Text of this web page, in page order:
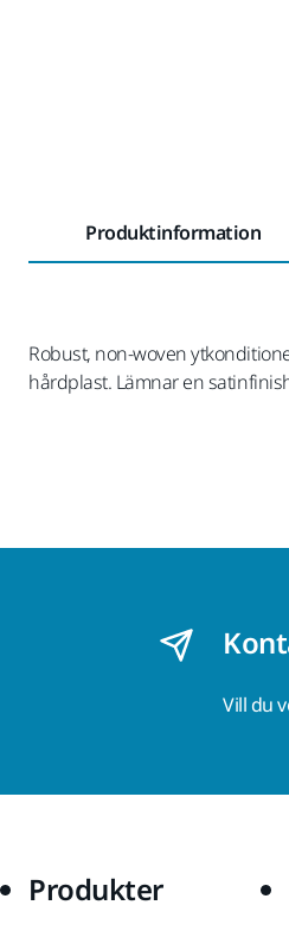
Produktinformation
Robust, non-woven
hårdplast. Lämnar en
Vill du
Produkter